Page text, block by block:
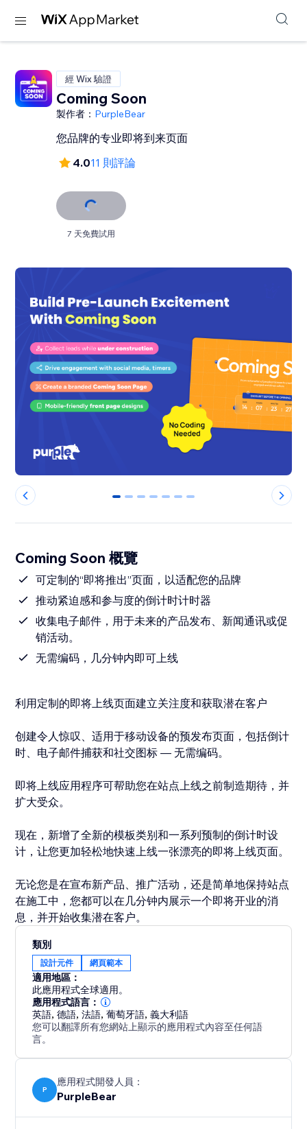
經 Wix 驗證
Coming Soon
製作者： PurpleBear
您品牌的专业即将到来页面
4.011 則評論
7 天免費試用
0 1 2 3 4 5 6
Coming Soon 概覽
可定制的“即将推出”页面，以适配您的品牌
推动紧迫感和参与度的倒计时计时器
收集电子邮件，用于未来的产品发布、新闻通讯或促
销活动。
无需编码，几分钟内即可上线
利用定制的即将上线页面建立关注度和获取潜在客户
创建令人惊叹、适用于移动设备的预发布页面，包括倒计
时、电子邮件捕获和社交图标 — 无需编码。
即将上线应用程序可帮助您在站点上线之前制造期待，并
扩大受众。
现在，新增了全新的模板类别和一系列预制的倒计时设
计，让您更加轻松地快速上线一张漂亮的即将上线页面。
无论您是在宣布新产品、推广活动，还是简单地保持站点
在施工中，您都可以在几分钟内展示一个即将开业的消
息，并开始收集潜在客户。
類別
設計元件 網頁範本
適用地區：
此應用程式全球適用。
應用程式語言：
英語,德語,法語,葡萄牙語,義大利語
您可以翻譯所有您網站上顯示的應用程式內容至任何語
言。
P
應用程式開發人員：
PurpleBear